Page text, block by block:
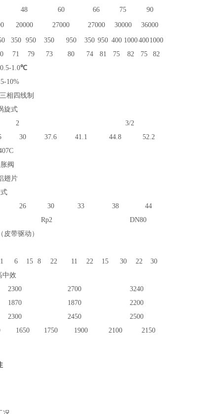
48
60 66 75 90
20000 27000 27000 30000 36000
350 950 350 950 350 950 400 10004001000
71 79 73 80 74 81 75 82 75
82
0.5-1.0℃
10%
相四线制
旋式
2
3/2
30 37.6 41.1 44.8
52.2
阀
翅片
26
30 33 38
44
Rp2
DN80
带驱动）
6 15 8 22 11 22 15 30 22
30
中效
2300
2700
3240
1870
1870
2200
2300
2450
2500
1650 1750 1900 2100 2150